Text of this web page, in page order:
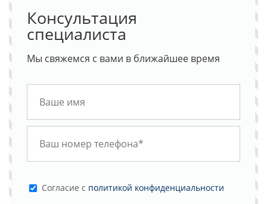
Консультация
специалиста
Мы свяжемся с вами в ближайшее время
Cогласие с политикой конфиденциальности